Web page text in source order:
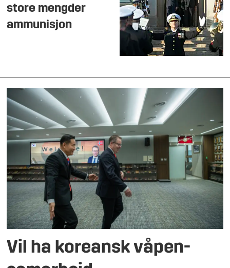
store mengder
ammunisjon
Vil ha koreansk våpen­